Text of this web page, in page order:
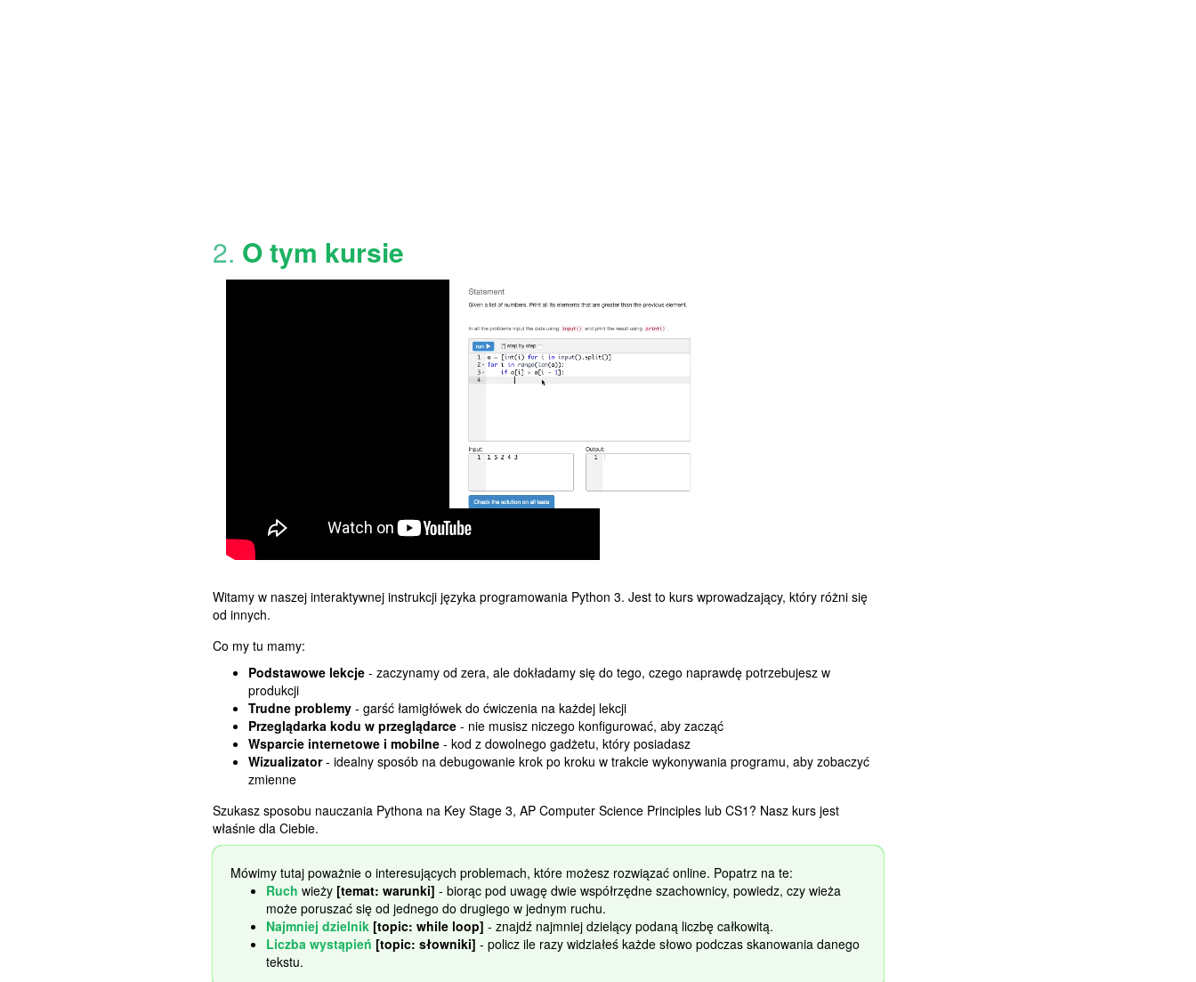
2. O tym kursie
Witamy w naszej interaktywnej instrukcji języka programowania Python 3. Jest to kurs wprowadzający, który różni się
od innych.
Co my tu mamy:
Podstawowe lekcje - zaczynamy od zera, ale dokładamy się do tego, czego naprawdę potrzebujesz w
produkcji
Trudne problemy - garść łamigłówek do ćwiczenia na każdej lekcji
Przeglądarka kodu w przeglądarce - nie musisz niczego konfigurować, aby zacząć
Wsparcie internetowe i mobilne - kod z dowolnego gadżetu, który posiadasz
Wizualizator- idealny sposób na debugowanie krok po kroku w trakcie wykonywania programu, aby zobaczyć
zmienne
Szukasz sposobu nauczania Pythona na Key Stage 3, AP Computer Science Principles lub CS1? Nasz kurs jest
właśnie dla Ciebie.
Mówimy tutaj poważnie o interesujących problemach, które możesz rozwiązać online. Popatrz na te:
Ruch wieży [temat: warunki] - biorąc pod uwagę dwie współrzędne szachownicy, powiedz, czy wieża
może poruszać się od jednego do drugiego w jednym ruchu.
Najmniej dzielnik [topic: while loop] - znajdź najmniej dzielący podaną liczbę całkowitą.
Liczba wystąpień [topic: słowniki] - policz ile razy widziałeś każde słowo podczas skanowania danego
tekstu.